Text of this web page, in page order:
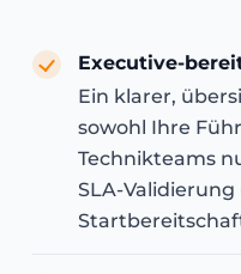
Executive-
Ein klarer,
sowohl Ihre
Technikteams
SLA-